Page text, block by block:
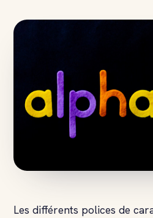
Les différents polices de